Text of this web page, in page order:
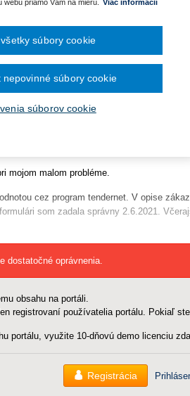
November 2024
Október 2024
Jún 2024
Máj 2024
Apríl 2024
2023
December 2023
Október 2023
September 2023
ste sa obrátili na Úrad pre verejné
2015 Z.z. o verejnom obstarávaní a o
o verejnom obstarávaní“).
mojom malom probléme.
cez program tendernet. V opise
som zadala správny 2.6.2021.
dostatočné oprávnenia.
obsahu na portáli.
registrovaní používatelia portálu. Pokiaľ
portálu, využite 10-dňovú demo licenciu
Registrácia
priamo Vám na mieru.
Viac informácií
súborov cookie
nepovinné súbory cookie
súbory cookie